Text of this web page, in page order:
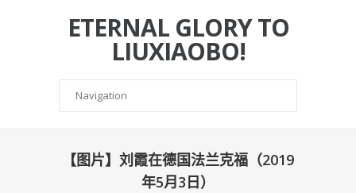
ETERNAL GLORY TO
LIUXIAOBO!
【图片】刘霞在德国法兰克福（2019
年5月3日）